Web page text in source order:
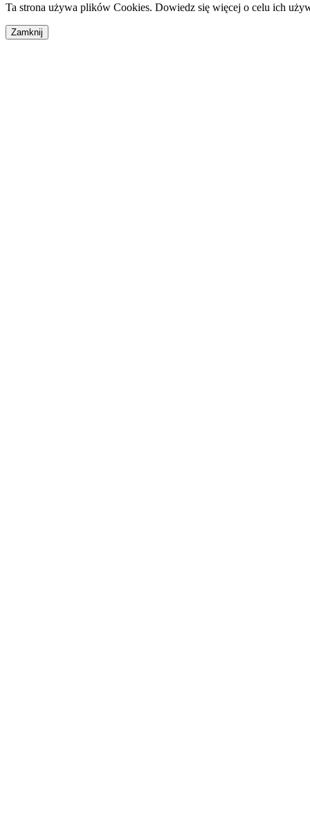
Ta strona używa plików Cookies. Dowiedz się więcej o celu ich